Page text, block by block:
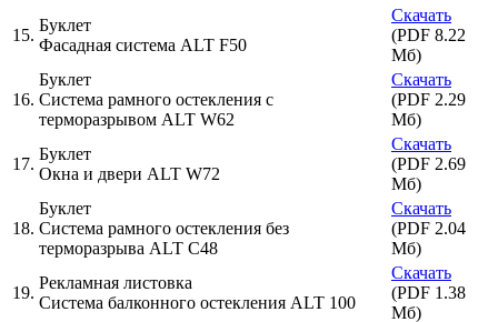
15.
Буклет
Фасадная система ALT F50
Скачать
(PDF 8.22
Мб)
16.
Буклет
Система рамного остекления с
терморазрывом ALT W62
Скачать
(PDF 2.29
Мб)
17.
Буклет
Окна и двери ALT W72
Скачать
(PDF 2.69
Мб)
18.
Буклет
Система рамного остекления без
терморазрыва ALT C48
Скачать
(PDF 2.04
Мб)
19.
Рекламная листовка
Система балконного остекления ALT 100
Скачать
(PDF 1.38
Мб)